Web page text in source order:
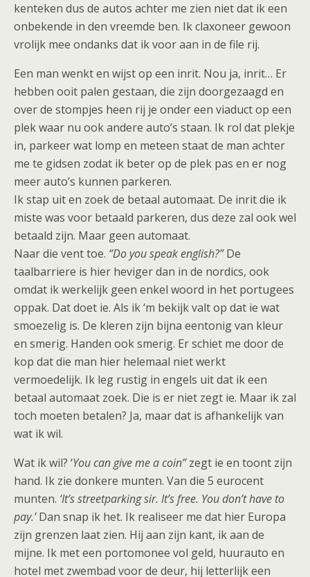
kenteken dus de autos achter me zien niet dat ik een
onbekende in den vreemde ben. Ik claxoneer gewoon
vrolijk mee ondanks dat ik voor aan in de file rij.
Een man wenkt en wijst op een inrit. Nou ja, inrit… Er
hebben ooit palen gestaan, die zijn doorgezaagd en
over de stompjes heen rij je onder een viaduct op een
plek waar nu ook andere auto’s staan. Ik rol dat plekje
in, parkeer wat lomp en meteen staat de man achter
me te gidsen zodat ik beter op de plek pas en er nog
meer auto’s kunnen parkeren.
Ik stap uit en zoek de betaal automaat. De inrit die ik
miste was voor betaald parkeren, dus deze zal ook wel
betaald zijn. Maar geen automaat.
Naar die vent toe. “Do you speak english?”De
taalbarriere is hier heviger dan in de nordics, ook
omdat ik werkelijk geen enkel woord in het portugees
oppak. Dat doet ie. Als ik ‘m bekijk valt op dat ie wat
smoezelig is. De kleren zijn bijna eentonig van kleur
en smerig. Handen ook smerig. Er schiet me door de
kop dat die man hier helemaal niet werkt
vermoedelijk. Ik leg rustig in engels uit dat ik een
betaal automaat zoek. Die is er niet zegt ie. Maar ik zal
toch moeten betalen? Ja, maar dat is afhankelijk van
wat ik wil.
Wat ik wil? ‘You can give me a coin”zegt ie en toont zijn
hand. Ik zie donkere munten. Van die 5 eurocent
munten. ‘It’s streetparking sir. It’s free. You don’t have to
pay.’Dan snap ik het. Ik realiseer me dat hier Europa
zijn grenzen laat zien. Hij aan zijn kant, ik aan de
mijne. Ik met een portomonee vol geld, huurauto en
hotel met zwembad voor de deur, hij letterlijk een